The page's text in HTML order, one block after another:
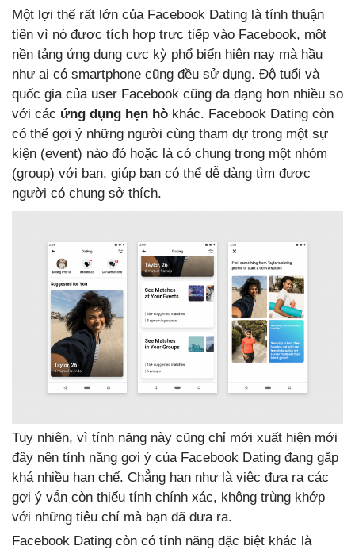
Một lợi thế rất lớn của Facebook Dating là tính thuận
tiện vì nó được tích hợp trực tiếp vào Facebook, một
nền tảng ứng dụng cực kỳ phổ biến hiện nay mà hầu
như ai có smartphone cũng đều sử dụng. Độ tuổi và
quốc gia của user Facebook cũng đa dạng hơn nhiều so
với các ứng dụng hẹn hò khác. Facebook Dating còn
có thể gợi ý những người cùng tham dự trong một sự
kiện (event) nào đó hoặc là có chung trong một nhóm
(group) với bạn, giúp bạn có thể dễ dàng tìm được
người có chung sở thích.
Tuy nhiên, vì tính năng này cũng chỉ mới xuất hiện mới
đây nên tính năng gợi ý của Facebook Dating đang gặp
khá nhiều hạn chế. Chẳng hạn như là việc đưa ra các
gợi ý vẫn còn thiếu tính chính xác, không trùng khớp
với những tiêu chí mà bạn đã đưa ra.
Facebook Dating còn có tính năng đặc biệt khác là